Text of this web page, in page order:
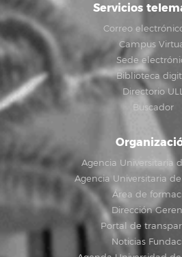
Servicios
Correo
Campus
Sede
Biblioteca
Directorio
Buscador
Agencia Universitaria
Agencia Universitaria
Área de
Dirección
Portal de
Noticias